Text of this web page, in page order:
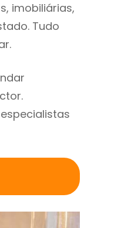
imobiliárias,
Tudo